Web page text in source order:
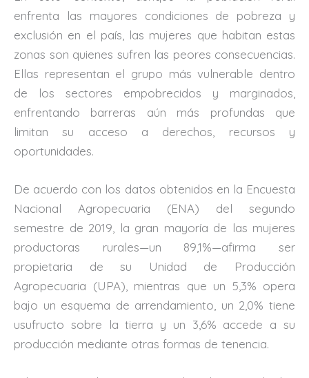
enfrenta las mayores condiciones de pobreza y
exclusión en el país, las mujeres que habitan estas
zonas son quienes sufren las peores consecuencias.
Ellas representan el grupo más vulnerable dentro
de los sectores empobrecidos y marginados,
enfrentando barreras aún más profundas que
limitan su acceso a derechos, recursos y
oportunidades.
De acuerdo con los datos obtenidos en la Encuesta
Nacional Agropecuaria (ENA) del segundo
semestre de 2019, la gran mayoría de las mujeres
productoras rurales—un 89,1%—afirma ser
propietaria de su Unidad de Producción
Agropecuaria (UPA), mientras que un 5,3% opera
bajo un esquema de arrendamiento, un 2,0% tiene
usufructo sobre la tierra y un 3,6% accede a su
producción mediante otras formas de tenencia.